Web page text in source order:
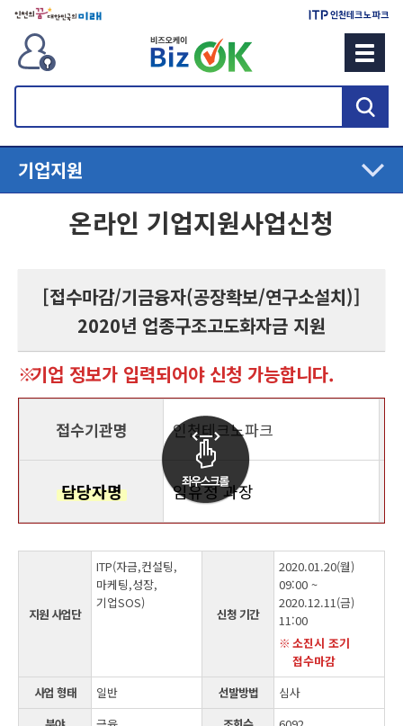
검
기업지원
온라인 기업지원사업신청
[접수마감/기금융자(공장확보/연구소설치)]
2020년 업종구조고도화자금 지원
기업 정보가 입력되어야 신청 가능합니다.
접수기관명 인천테크노파크
담당자명 임유정 과장
지원 사업단
ITP(자금,컨설팅,
마케팅,성장,
기업SOS)
신청 기간
2020.01.20(월)
09:00 ~
2020.12.11(금)
11:00
소진시 조기
접수마감
사업 형태
일반 선발방법
심사